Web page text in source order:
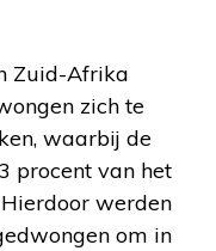
Zuid-Afrika
zich te
waarbij de
procent van het
werden
om in